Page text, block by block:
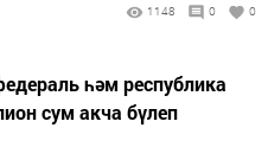
1148 0 0
һәм республика
сум акча бүлеп